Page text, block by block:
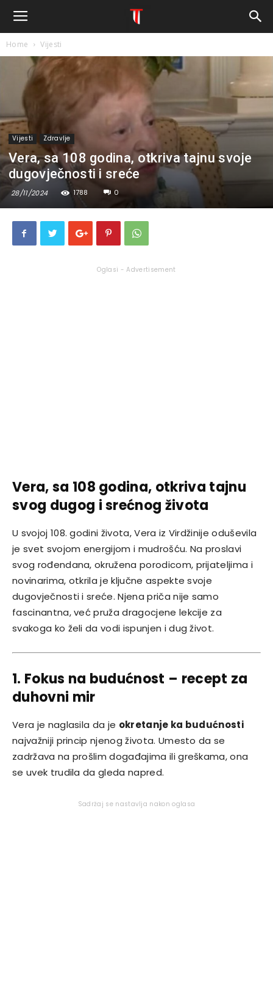
Home Vijesti
Vijesti Zdravlje
Vera, sa 108 godina, otkriva tajnu svoje
dugovječnosti i sreće
28/11/2024 1788 0
Oglasi - Advertisement
Vera, sa 108 godina, otkriva tajnu
svog dugog i srećnog života
U svojoj 108. godini života, Vera iz Virdžinije oduševila
je svet svojom energijom i mudrošću. Na proslavi
svog rođendana, okružena porodicom, prijateljima i
novinarima, otkrila je ključne aspekte svoje
dugovječnosti i sreće. Njena priča nije samo
fascinantna, već pruža dragocjene lekcije za
svakoga ko želi da vodi ispunjen i dug život.
1. Fokus na budućnost – recept za
duhovni mir
Vera je naglasila da je okretanje ka budućnosti
najvažniji princip njenog života. Umesto da se
zadržava na prošlim događajima ili greškama, ona
se uvek trudila da gleda napred.
Sadržaj se nastavlja nakon oglasa